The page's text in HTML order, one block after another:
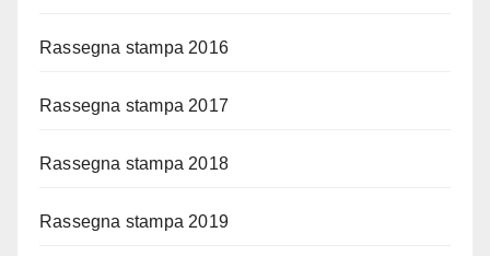
Rassegna stampa 2016
Rassegna stampa 2017
Rassegna stampa 2018
Rassegna stampa 2019